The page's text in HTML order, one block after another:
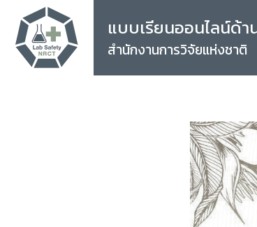
แบบเรียนออนไลน์ด้
สำนักงานการวิจัยแห่งชาติ